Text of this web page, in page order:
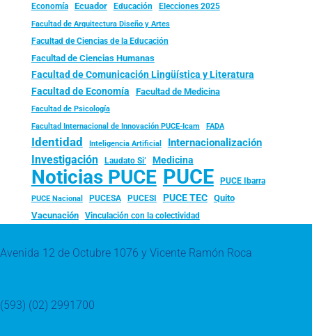
Economía Ecuador Educación Elecciones 2025
Facultad de Arquitectura Diseño y Artes
Facultad de Ciencias de la Educación
Facultad de Ciencias Humanas
Facultad de Comunicación Lingüística y Literatura
Facultad de Economía Facultad de Medicina
Facultad de Psicología
Facultad Internacional de Innovación PUCE-Icam FADA
Identidad Inteligencia Artificial Internacionalización
Investigación Laudato Si’ Medicina
Noticias PUCE PUCE PUCE Ibarra
PUCE Nacional PUCESA PUCESI PUCE TEC
Quito
Vacunación
Vinculación con la colectividad
Avenida 12 de Octubre 1076 y Vicente Ramón Roca
(593) (02) 2991700